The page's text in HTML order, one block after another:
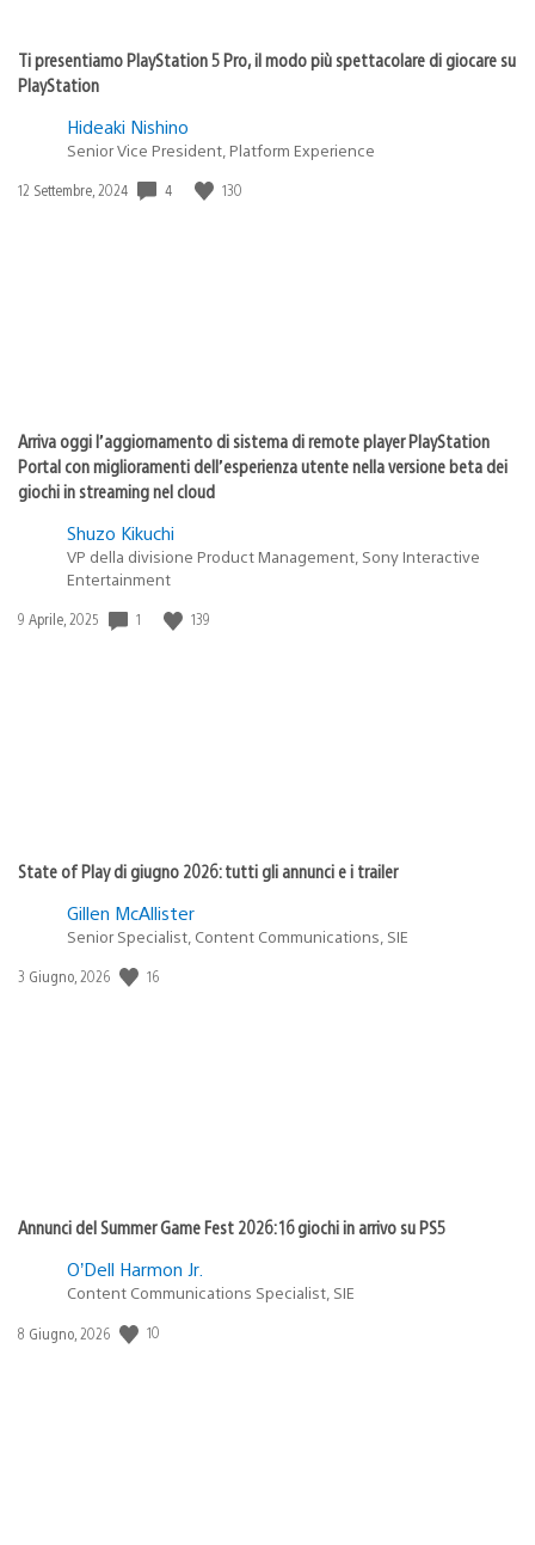
Ti presentiamo PlayStation 5 Pro, il modo più spettacolare di giocare su
PlayStation
Hideaki Nishino
Senior Vice President, Platform Experience
Data
12 Settembre, 2024 4 130
Arriva oggi l’aggiornamento di sistema di remote player PlayStation
Portal con miglioramenti dell’esperienza utente nella versione beta dei
giochi in streaming nel cloud
Shuzo Kikuchi
VP della divisione Product Management, Sony Interactive
Entertainment
Data
9 Aprile, 2025 1 139
State of Play di giugno 2026: tutti gli annunci e i trailer
Gillen McAllister
Senior Specialist, Content Communications, SIE
Data
3 Giugno, 2026 16
Annunci del Summer Game Fest 2026: 16 giochi in arrivo su PS5
O’Dell Harmon Jr.
Content Communications Specialist, SIE
Data
8 Giugno, 2026 10